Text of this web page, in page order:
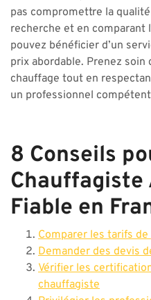
pas compromettre la
recherche et en comparant
pouvez bénéficier d’un
prix abordable. Prenez soin
chauffage tout en
un professionnel
8 Conseils
Chauffagiste
Fiable en
Comparer les tarifs
Demander des devis
Vérifier les
chauffagiste